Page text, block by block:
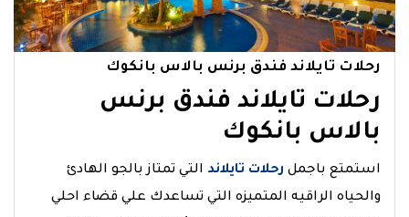
رحلات تايلاند فندق برنس بالاس بانكوك
رحلات تايلاند فندق برنس
بالاس بانكوك
استمتع باجمل رحلات تايلاند التي تمتاز بالجو الهادئ
والحياه الراقيه المتميزه التي تساعدك علي قضاء احلي